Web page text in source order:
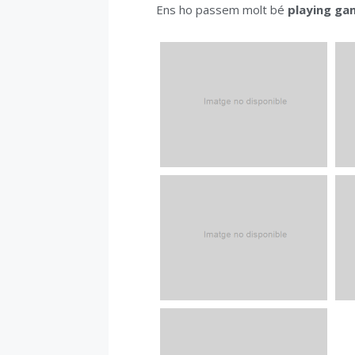
Ens ho passem molt bé playing